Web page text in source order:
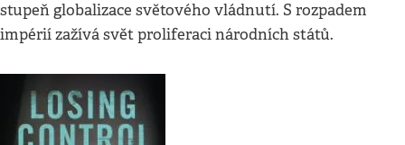
stupeň globalizace světového vládnutí. S rozpadem
impérií zažívá svět proliferaci národních států.